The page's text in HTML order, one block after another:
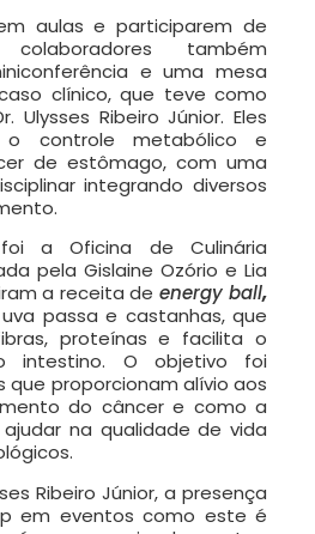
aulas e participarem de
também
e uma mesa
clínico, que teve como
Ulysses RibeiroJúnior. Eles
o controle metabólico e
de estômago, com uma
integrando diversos
a Oficina de Culinária
pela Gislaine Ozório e Lia
a receita de energy ball,
passa e castanhas, que
proteínas e facilita o
intestino. O objetivo foi
que proporcionam alívio aos
do câncer e como a
na qualidade de vida
Ribeiro Júnior, a presença
em eventos como este é